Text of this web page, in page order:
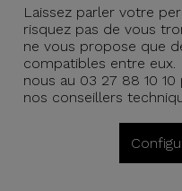
Laissez parler votre
risquez pas de vous
ne vous propose que
compatibles entre eux.
nous au 03 27 88 10
nos conseillers